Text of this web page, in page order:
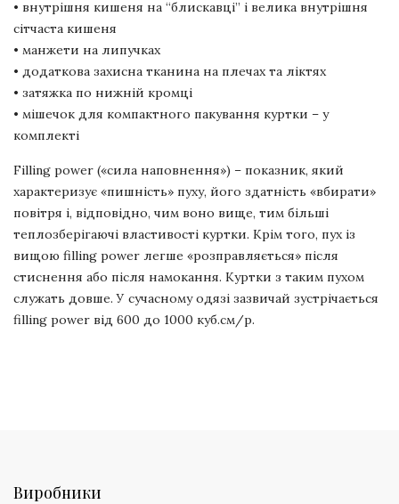
• внутрішня кишеня на “блискавці” і велика внутрішня
сітчаста кишеня
• манжети на липучках
• додаткова захисна тканина на плечах та ліктях
• затяжка по нижній кромці
• мішечок для компактного пакування куртки – у
комплекті
Filling power («сила наповнення») – показник, який
характеризує «пишність» пуху, його здатність «вбирати»
повітря і, відповідно, чим воно вище, тим більші
теплозберігаючі властивості куртки. Крім того, пух із
вищою filling power легше «розправляється» після
стиснення або після намокання. Куртки з таким пухом
служать довше. У сучасному одязі зазвичай зустрічається
filling power від 600 до 1000 куб.см/р.
Виробники